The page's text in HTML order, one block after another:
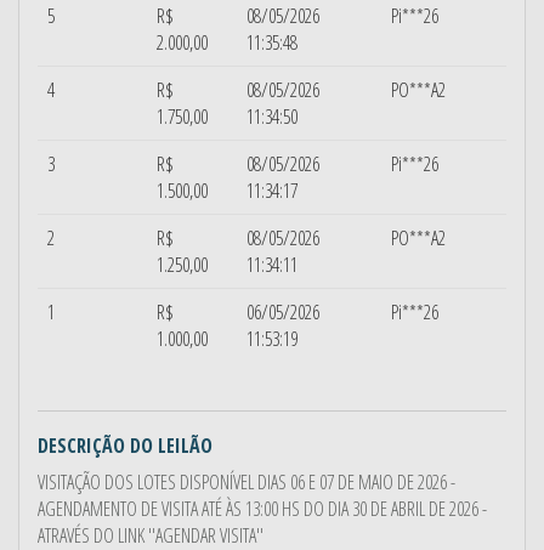
5
R$
2.000,00
08/05/2026
11:35:48
Pi***26
4
R$
1.750,00
08/05/2026
11:34:50
PO***A2
3
R$
1.500,00
08/05/2026
11:34:17
Pi***26
2
R$
1.250,00
08/05/2026
11:34:11
PO***A2
1
R$
1.000,00
06/05/2026
11:53:19
Pi***26
DESCRIÇÃO DO LEILÃO
VISITAÇÃO DOS LOTES DISPONÍVEL DIAS 06 E 07 DE MAIO DE 2026 -
AGENDAMENTO DE VISITA ATÉ ÀS 13:00 HS DO DIA 30 DE ABRIL DE 2026 -
ATRAVÉS DO LINK ''AGENDAR VISITA''